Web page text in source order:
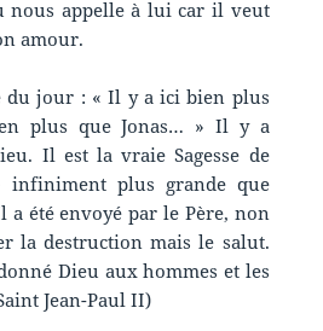
nous appelle à lui car il veut
amour.
du jour : « Il y a ici bien plus
plus que Jonas… » Il y a
Il est la vraie Sagesse de
infiniment plus grande que
a été envoyé par le Père, non
la destruction mais le salut.
Dieu aux hommes et les
Jean-Paul II)